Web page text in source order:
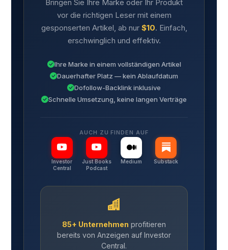
Bringen Sie Ihre Marke oder Ihr Produkt
vor die richtigen Leser mit einem
gesponserten Artikel, ab nur $10. Einfach,
erschwinglich und effektiv.
Ihre Marke in einem vollständigen Artikel
Dauerhafter Platz — kein Ablaufdatum
Dofollow-Backlink inklusive
Schnelle Umsetzung, keine langen Verträge
AUCH ZU FINDEN AUF
Investor
Central
Just Books
Podcast
Medium Substack
85+ Unternehmen profitieren
bereits von Anzeigen auf Investor
Central.